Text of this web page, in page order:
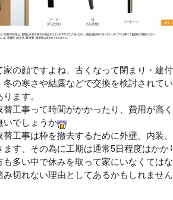
家の顔ですよね、古くなって閉まり・建付
冬の寒さや結露などで交換を検討されて
ます。
替工事って時間がかかったり、費用が高
いでしょうか
替工事は枠を撤去するために外壁、内装
ます、その為に工期は通常5日程度はかか
も多い中で休みを取って家にいなくては
み切れない理由としてあるかもしれません